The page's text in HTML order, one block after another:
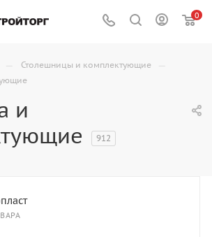
0
— Столешницы и комплектующие —
и
912